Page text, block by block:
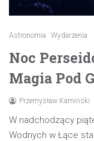
Astronomia Wydarzenia
Noc
Magia Pod
Przemysław Kamiński
W nadchodzący
Wodnych w Łące